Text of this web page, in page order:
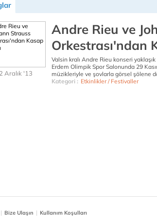
Aralık '13
Andre Rieu ve
Orkestrası'ndan
Valsin kralı Andre Rieu konseri
Erdem Olimpik Spor Salonunda 29
müzikleriyle ve şovlarla görsel şölene
Kategori : Etkinlikler / Festivaller
| Bize Ulaşın | Kullanım Koşulları